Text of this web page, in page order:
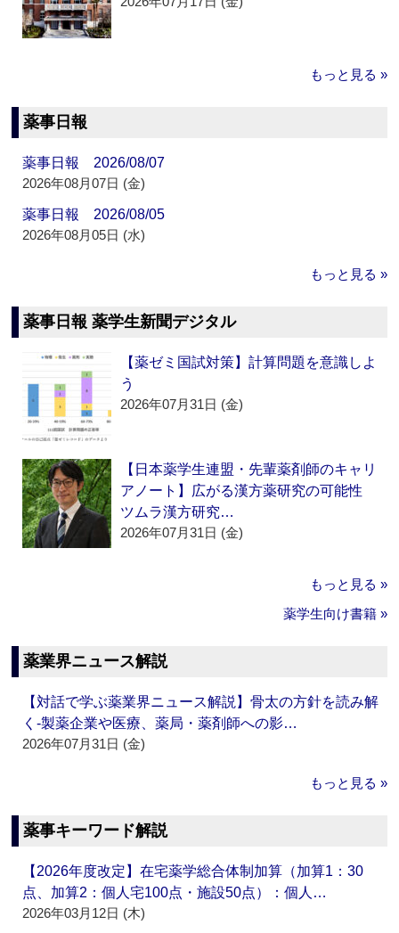
もっと見る »
薬事日報
薬事日報 2026/08/07
2026年08月07日 (金)
薬事日報 2026/08/05
2026年08月05日 (水)
もっと見る »
薬事日報 薬学生新聞デジタル
【薬ゼミ国試対策】計算問題を意識しよ
う
2026年07月31日 (金)
【日本薬学生連盟・先輩薬剤師のキャリ
アノート】広がる漢方薬研究の可能性
ツムラ漢方研究…
2026年07月31日 (金)
もっと見る »
薬学生向け書籍 »
薬業界ニュース解説
【対話で学ぶ薬業界ニュース解説】骨太の方針を読み解
く‐製薬企業や医療、薬局・薬剤師への影…
2026年07月31日 (金)
もっと見る »
薬事キーワード解説
【2026年度改定】在宅薬学総合体制加算（加算1：30
点、加算2：個人宅100点・施設50点）：個人…
2026年03月12日 (木)